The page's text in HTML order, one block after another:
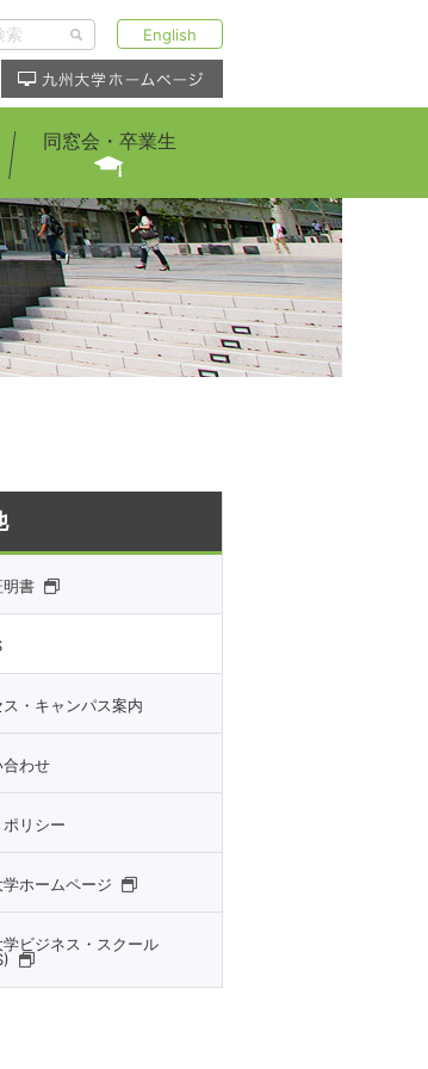
English
同窓会・卒業生
明書
ス・キャンパス案内
合わせ
リシー
学ホームページ
学ビジネス・スクール